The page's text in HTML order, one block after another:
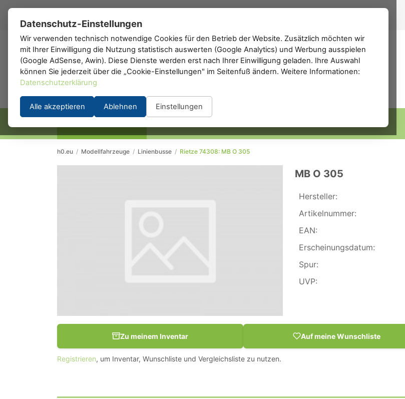
h0 .de
FORUM
h0.eu / Modellfahrzeuge / Linienbusse / Rietze 74308: MB O 305
MB O 305
Hersteller:
Artikelnummer:
EAN:
Erscheinungsdatum:
Spur:
UVP:
Zu meinem Inventar Auf meine Wunschliste
Registrieren, um Inventar, Wunschliste und Vergleichsliste zu nutzen.
Datenschutz-Einstellungen
Wir verwenden technisch notwendige Cookies für den Betrieb der Website. Zusätzlich möchten wir
mit Ihrer Einwilligung die Nutzung statistisch auswerten (Google Analytics) und Werbung ausspielen
(Google AdSense, Awin). Diese Dienste werden erst nach Ihrer Einwilligung geladen. Ihre Auswahl
können Sie jederzeit über die „Cookie-Einstellungen" im Seitenfuß ändern. Weitere Informationen:
Datenschutzerklärung
Alle akzeptieren Ablehnen Einstellungen